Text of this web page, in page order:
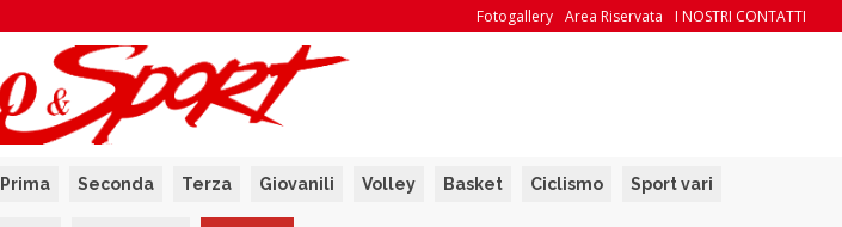
I NOSTRI CONTATTI
Area Riservata
Fotogallery
Prima Seconda Terza Giovanili Volley Basket Ciclismo Sport vari